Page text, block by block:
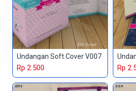
Undangan Soft Cover V007
Rp 2.500 Rp